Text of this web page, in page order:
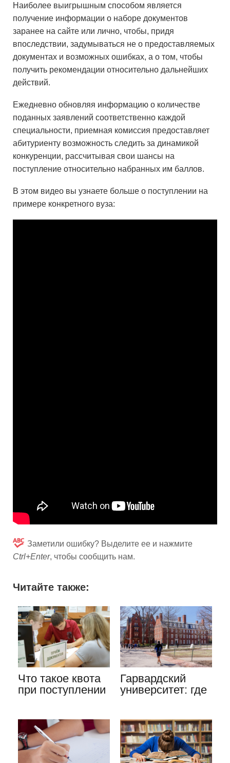
Наиболее выигрышным способом является
получение информации о наборе документов
заранее на сайте или лично, чтобы, придя
впоследствии, задумываться не о предоставляемых
документах и возможных ошибках, а о том, чтобы
получить рекомендации относительно дальнейших
действий.
Ежедневно обновляя информацию о количестве
поданных заявлений соответственно каждой
специальности, приемная комиссия предоставляет
абитуриенту возможность следить за динамикой
конкуренции, рассчитывая свои шансы на
поступление относительно набранных им баллов.
В этом видео вы узнаете больше о поступлении на
примере конкретного вуза:
Заметили ошибку? Выделите ее и нажмите
Ctrl+Enter, чтобы сообщить нам.
Читайте также:
Что такое квота
при поступлении
Гарвардский
университет: где